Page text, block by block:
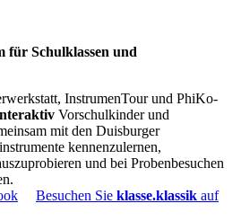
für Schulklassen und
InstrumenTour und PhiKo-
Vorschulkinder und
mit den Duisburger
kennenzulernen,
und bei Probenbesuchen
Besuchen Sie klasse.klassik auf